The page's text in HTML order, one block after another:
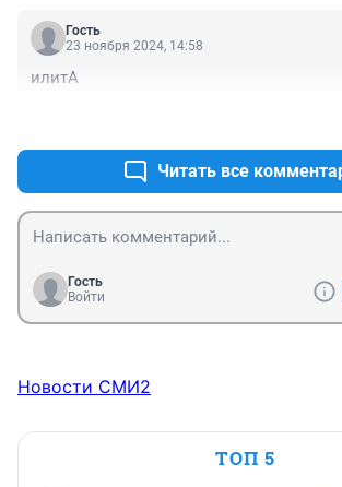
Гость
23 ноября 2024, 14:58
илитА
Читать все
Гость
Войти
Новости СМИ2
ТОП 5